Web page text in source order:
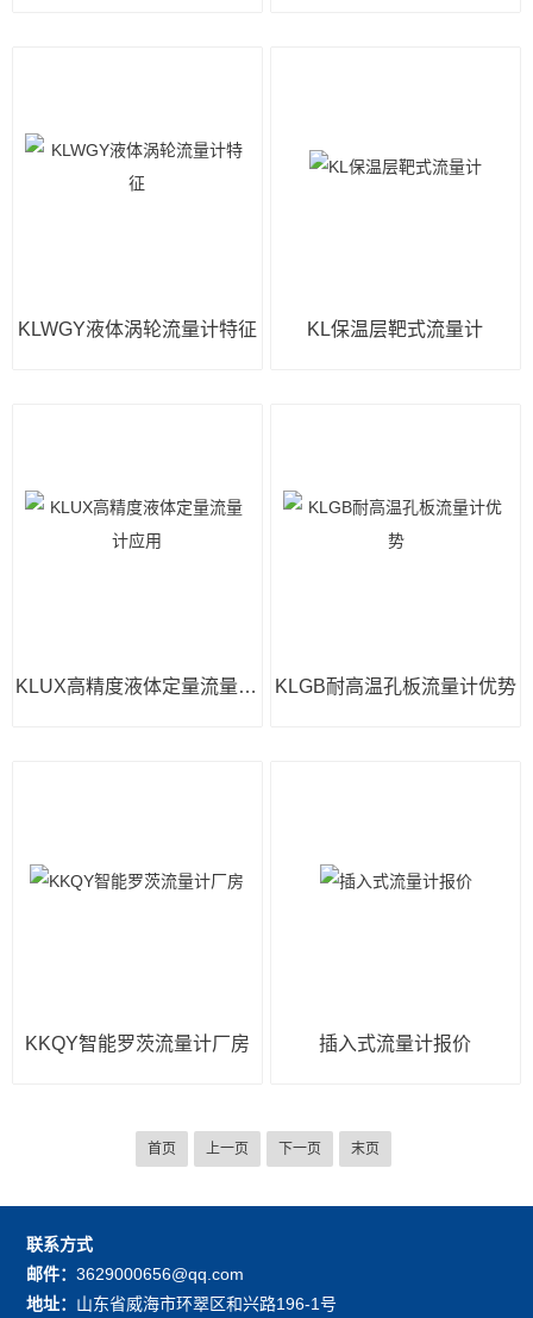
KLWGY液体涡轮流量计特征 KL保温层靶式流量计
KLUX高精度液体定量流量计应用 KLGB耐高温孔板流量计优势
KKQY智能罗茨流量计厂房 插入式流量计报价
首页 上一页 下一页 末页
联系方式
邮件：3629000656@qq.com
地址： 山东省威海市环翠区和兴路196-1号